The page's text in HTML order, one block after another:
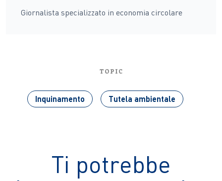
Giornalista specializzato in economia circolare
TOPIC
Inquinamento Tutela ambientale
Ti potrebbe